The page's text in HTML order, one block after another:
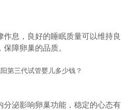
作息，良好的睡眠质量可以维持良
障卵巢的品质。
分泌影响卵巢功能，稳定的心态有